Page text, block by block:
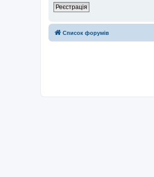
Реєстрація
Список форумів